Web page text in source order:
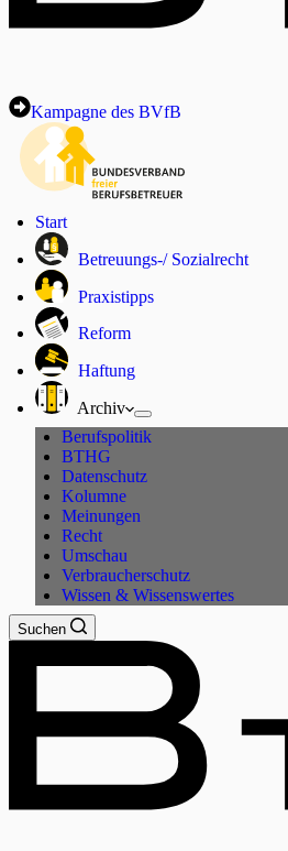
Kampagne des BVfB
Start
Betreuungs-/ Sozialrecht
Praxistipps
Reform
Haftung
Archiv
Berufspolitik
BTHG
Datenschutz
Kolumne
Meinungen
Recht
Umschau
Verbraucherschutz
Wissen & Wissenswertes
Suchen